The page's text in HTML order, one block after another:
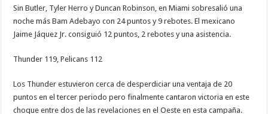
Sin Butler, Tyler Herro y Duncan Robinson, en Miami sobresalió una
noche más Bam Adebayo con 24 puntos y 9 rebotes. El mexicano
Jaime Jáquez Jr. consiguió 12 puntos, 2 rebotes y una asistencia.
Thunder 119, Pelicans 112
Los Thunder estuvieron cerca de desperdiciar una ventaja de 20
puntos en el tercer periodo pero finalmente cantaron victoria en este
choque entre dos de las revelaciones en el Oeste en esta campaña.